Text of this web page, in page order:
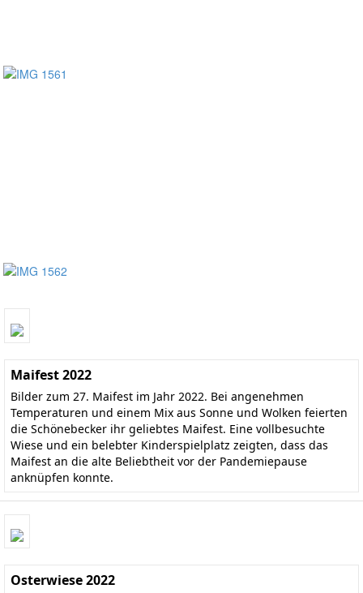
Maifest 2022
Bilder zum 27. Maifest im Jahr 2022. Bei angenehmen
Temperaturen und einem Mix aus Sonne und Wolken feierten
die Schönebecker ihr geliebtes Maifest. Eine vollbesuchte
Wiese und ein belebter Kinderspielplatz zeigten, dass das
Maifest an die alte Beliebtheit vor der Pandemiepause
anknüpfen konnte.
Osterwiese 2022